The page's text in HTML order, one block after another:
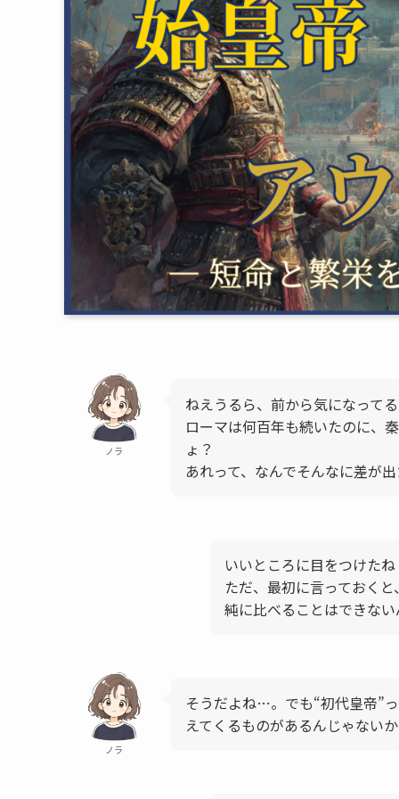
ノラ
ねえうるら、前から気になって
ローマは何百年も続いたのに、
ょ？
あれって、なんでそんなに差が
いいところに目をつけた
ただ、最初に言っておく
純に比べることはできな
ノラ
そうだよね…。でも“初代皇帝”
えてくるものがあるんじゃない